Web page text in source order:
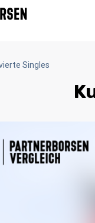
Singles